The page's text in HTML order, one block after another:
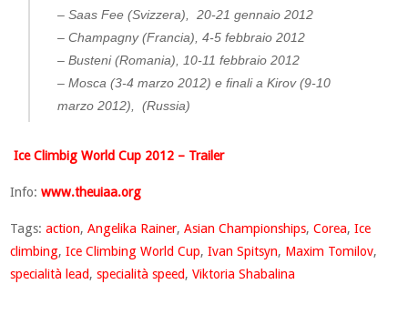
– Saas Fee (Svizzera), 20-21 gennaio 2012
– Champagny (Francia), 4-5 febbraio 2012
– Busteni (Romania), 10-11 febbraio 2012
– Mosca (3-4 marzo 2012) e finali a Kirov (9-10
marzo 2012), (Russia)
Ice Climbig World Cup 2012 – Trailer
Info:www.theuiaa.org
Tags:action,Angelika Rainer,Asian Championships,Corea,Ice
climbing,Ice Climbing World Cup,Ivan Spitsyn, Maxim Tomilov,
specialità lead,specialità speed,Viktoria Shabalina